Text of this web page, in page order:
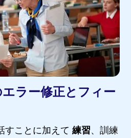
ラー修正とフィー
すことに加えて練習、訓練